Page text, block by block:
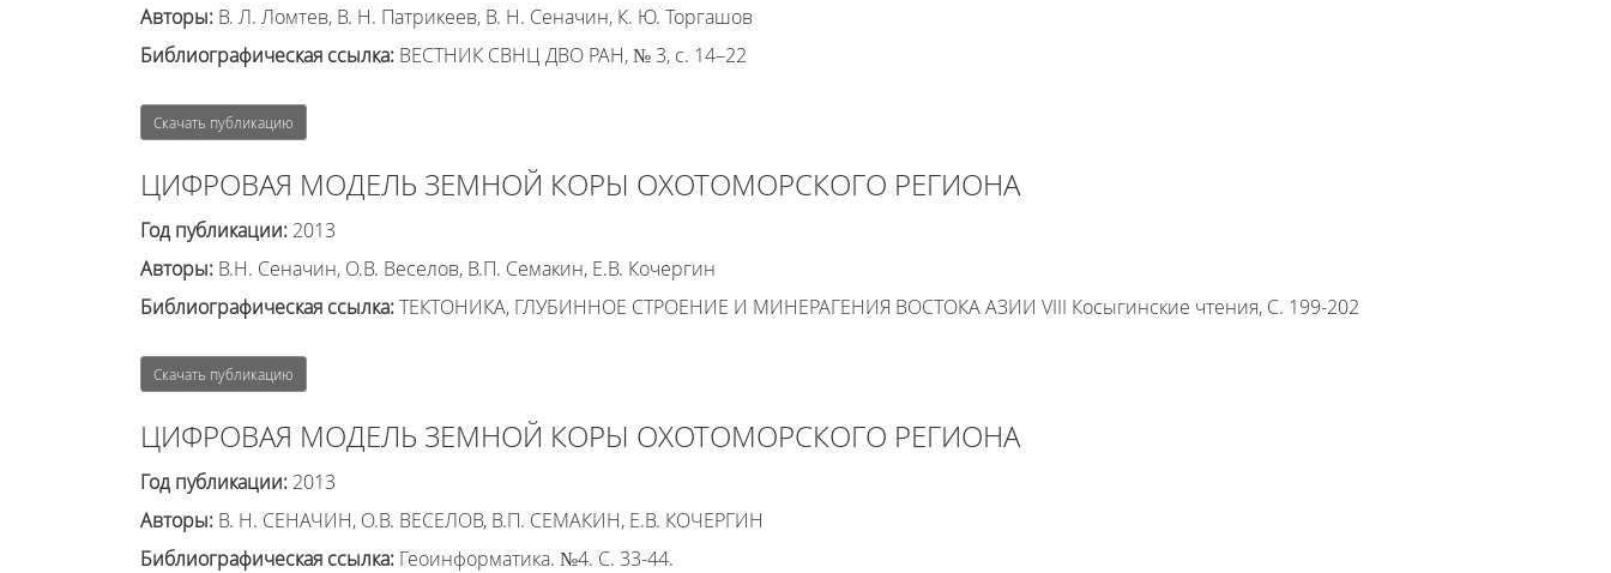
Авторы: В. Л. Ломтев, В. Н. Патрикеев, В. Н. Сеначин, К. Ю. Торгашов
Библиографическая ссылка: ВЕСТНИК СВНЦ ДВО РАН, № 3, с. 14–22
Скачать публикацию
ЦИФРОВАЯ МОДЕЛЬ ЗЕМНОЙ КОРЫ ОХОТОМОРСКОГО РЕГИОНА
Год публикации: 2013
Авторы: В.Н. Сеначин, О.В. Веселов, В.П. Семакин, Е.В. Кочергин
Библиографическая ссылка:ТЕКТОНИКА, ГЛУБИННОЕ СТРОЕНИЕ И МИНЕРАГЕНИЯ ВОСТОКА АЗИИ VIII Косыгинские чтения, С. 199-202
Скачать публикацию
ЦИФРОВАЯ МОДЕЛЬ ЗЕМНОЙ КОРЫ ОХОТОМОРСКОГО РЕГИОНА
Год публикации: 2013
Авторы: В. Н. СЕНАЧИН, О.В. ВЕСЕЛОВ, В.П. СЕМАКИН, Е.В. КОЧЕРГИН
Библиографическая ссылка: Геоинформатика. №4. С. 33-44.